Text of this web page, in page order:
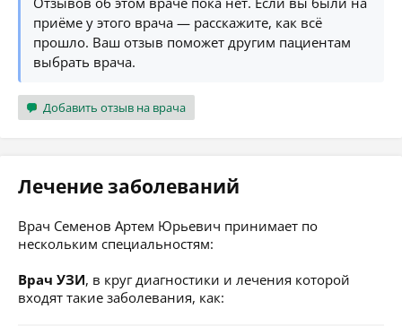
приёме у этого врача — расскажите, как всё
прошло. Ваш отзыв поможет другим пациентам
выбрать врача.
Добавить отзыв на врача
Лечение заболеваний
Врач Семенов Артем Юрьевич принимает по
нескольким специальностям:
Врач УЗИ, в круг диагностики и лечения которой
входят такие заболевания, как: